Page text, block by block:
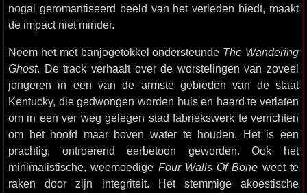
nogal geromantiseerd beeld van het verleden biedt, maakt
de impact niet minder.
Neem het met banjogetokkel ondersteunde The Wandering
Ghost. De track verhaalt over de worstelingen van zoveel
jongeren in een van de armste gebieden van de staat
Kentucky, die gedwongen worden huis en haard te verlaten
om in een ver weg gelegen stad fabriekswerk te verrichten
om het hoofd maar boven water te houden. Het is een
prachtig, ontroerend eerbetoon geworden. Ook het
minimalistische, weemoedige Four Walls Of Bone weet te
raken door zijn integriteit. Het stemmige akoestische